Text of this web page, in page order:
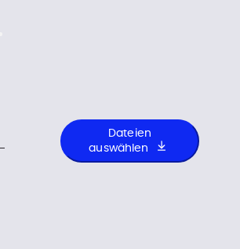
Dateien
auswählen